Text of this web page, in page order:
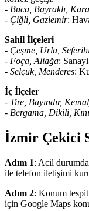
- Buca, Bayraklı,
- Çiğli, Gaziemir:
Sahil İlçeleri
- Çeşme, Urla,
- Foça, Aliağa:
- Selçuk, Menderes:
İç İlçeler
- Tire, Bayındır,
- Bergama, Dikili,
İzmir Çekici
Adım 1: Acil
ile telefon iletişimi
Adım 2: Konum
için Google Maps